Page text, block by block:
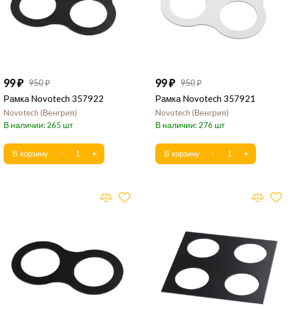
99 950
Рамка Novotech 357922
Novotech Венгрия
265
99 950
Рамка Novotech 357921
Novotech Венгрия
276